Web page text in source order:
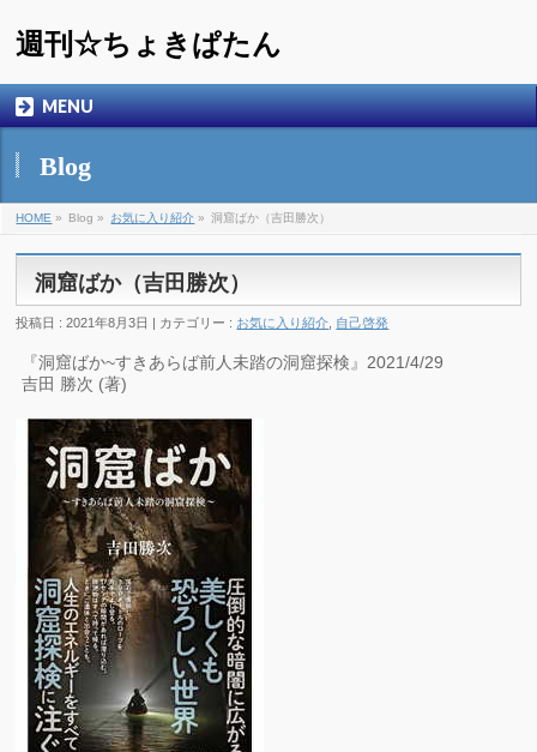
週刊☆ちょきぱたん
MENU
Blog
HOME » Blog » お気に入り紹介 » 洞窟ばか（吉田勝次）
洞窟ばか（吉田勝次）
投稿日 : 2021年8月3日 | カテゴリー : お気に入り紹介 自己啓発
『洞窟ばか~すきあらば前人未踏の洞窟探検』2021/4/29
吉田 勝次 (著)